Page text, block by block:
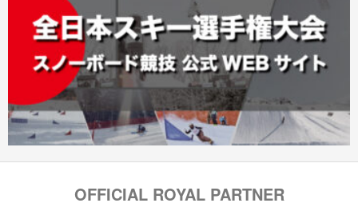
OFFICIAL ROYAL PARTNER